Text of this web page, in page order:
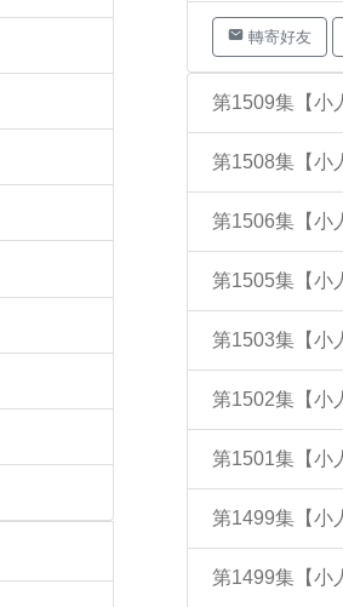
轉寄好友
第1509集【小
第1508集【小
第1506集【小
第1505集【小
第1503集【小
第1502集【小
第1501集【小
第1499集【小
第1499集【小